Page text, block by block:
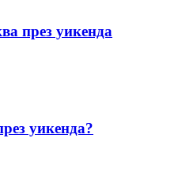
през уикенда
уикенда?